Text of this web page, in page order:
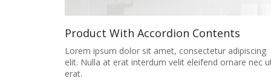
Product With Accordion Contents
Lorem ipsum dolor sit amet, consectetur adipiscing
elit. Nulla at erat interdum velit eleifend ornare nec
erat.